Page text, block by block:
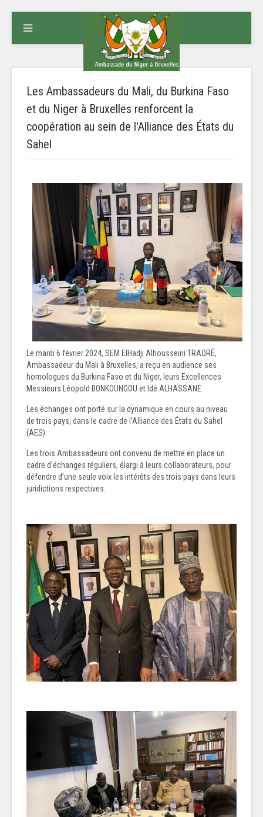
Les Ambassadeurs du Mali, du Burkina Faso
et du Niger à Bruxelles renforcent la
coopération au sein de l'Alliance des États du
Sahel
Le mardi 6 février 2024, SEM ElHadji Alhousseini TRAORÉ,
Ambassadeur du Mali à Bruxelles, a reçu en audience ses
homologues du Burkina Faso et du Niger, leurs Excellences
Messieurs Léopold BONKOUNGOU et Idé ALHASSANE.
Les échanges ont porté sur la dynamique en cours au niveau
de trois pays, dans le cadre de l’Alliance des États du Sahel
(AES).
Les trois Ambassadeurs ont convenu de mettre en place un
cadre d’échanges réguliers, élargi à leurs collaborateurs, pour
défendre d’une seule voix les intérêts des trois pays dans leurs
juridictions respectives.